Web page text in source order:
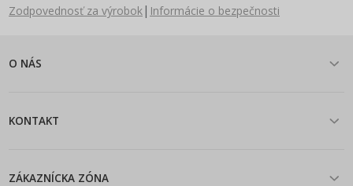
Zodpovednosť za výrobok| Informácie o bezpečnosti
O NÁS
KONTAKT
ZÁKAZNÍCKA ZÓNA